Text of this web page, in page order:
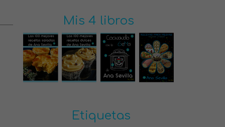
Mis 4 libros
Etiquetas